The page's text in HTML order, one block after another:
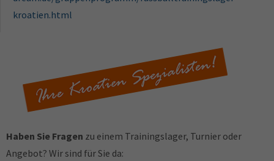
kroatien.html
Haben Sie Fragen zu einem Trainingslager, Turnier oder
Angebot? Wir sind für Sie da: